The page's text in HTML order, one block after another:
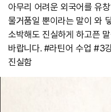
아무리 어려운 외국어를 유
물거품일 뿐이라는 말이 와
소박해도 진실하게 하고픈
바랍니다. #라틴어 수업 #3
진실함